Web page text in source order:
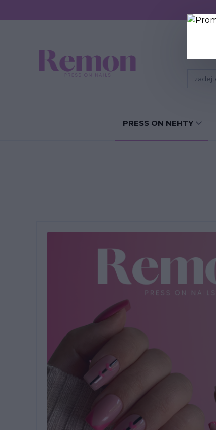
PRESS ON NEHTY